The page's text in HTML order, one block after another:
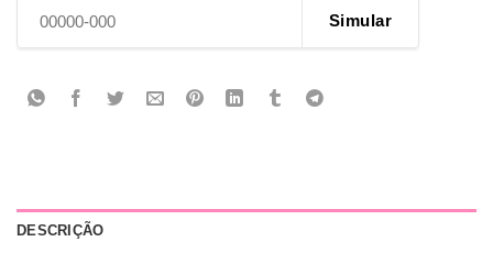
Simular
DESCRIÇÃO